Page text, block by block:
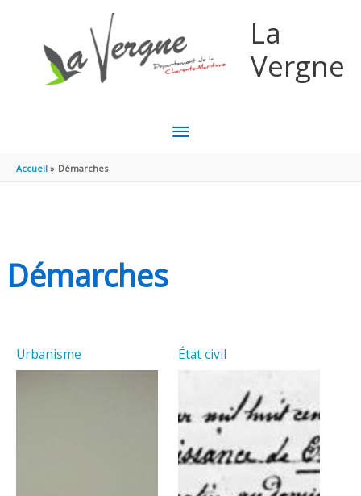
La
Vergne
MENU
Accueil Démarches
Démarches
Urbanisme État civil